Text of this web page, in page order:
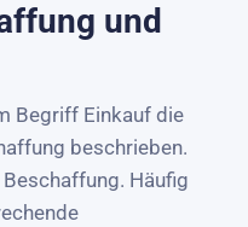
und
Begriff Einkauf die
beschrieben.
Häufig